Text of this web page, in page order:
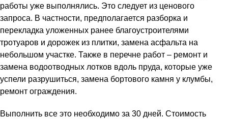
работы уже выполнялись. Это следует из ценового
запроса. В частности, предполагается разборка и
перекладка уложенных ранее благоустроителями
тротуаров и дорожек из плитки, замена асфальта на
небольшом участке. Также в перечне работ – ремонт и
замена водоотводных лотков вдоль пруда, которые уже
успели разрушиться, замена бортового камня у клумбы,
ремонт ограждения.
Выполнить все это необходимо за 30 дней. Стоимость